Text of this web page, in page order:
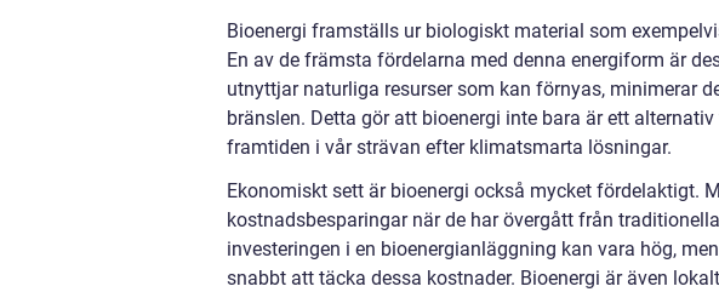
Bioenergi framställs ur biologiskt material som
En av de främsta fördelarna med denna energiform är
utnyttjar naturliga resurser som kan förnyas, minimerar
bränslen. Detta gör att bioenergi inte bara är ett
framtiden i vår strävan efter klimatsmarta lösningar.
Ekonomiskt sett är bioenergi också mycket fördelaktigt.
kostnadsbesparingar när de har övergått från
investeringen i en bioenergianläggning kan vara hög,
snabbt att täcka dessa kostnader. Bioenergi är även